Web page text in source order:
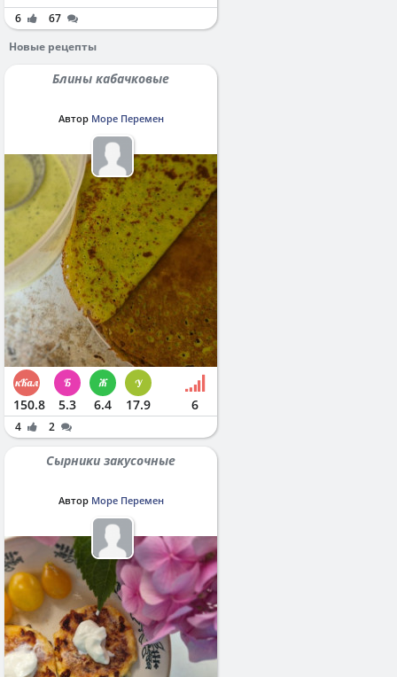
6
67
Новые рецепты
Блины кабачковые
Автор Море Перемен
150.8 5.3 6.4 17.9 6
4 2
Сырники закусочные
Автор Море Перемен